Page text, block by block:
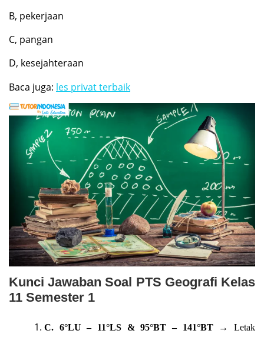
B, pekerjaan
C, pangan
D, kesejahteraan
Baca juga: les privat terbaik
Kunci Jawaban Soal PTS Geografi Kelas
11 Semester 1
C. 6°LU – 11°LS & 95°BT – 141°BT→ Letak